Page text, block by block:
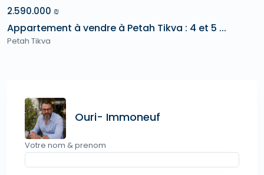
2.590.000 ₪
Appartement à vendre à Petah Tikva : 4 et 5 ...
Petah Tikva
Ouri- Immoneuf
Votre nom & prenom